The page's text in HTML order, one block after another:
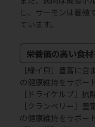
し、サーモンは養殖
ています。
栄養価の高い食
［緑イ貝］豊富に
の健康維持をサポー
［ドライケルプ］抗
［クランベリー］
の健康維持をサポー